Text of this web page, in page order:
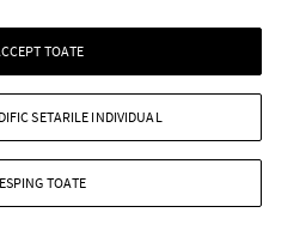
Regina Elisabeta ar fi refuzat să
preia apelurile Prințului Harry
fără un martor lângă ea. De ce a
ajuns să facă un asemenea gest
TOATE
TOATE
SETARILE INDIVIDUAL